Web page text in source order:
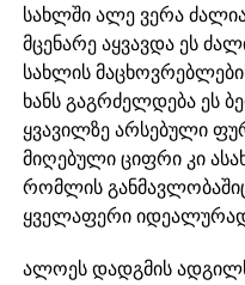
სახლში ალე ვერა
მცენარე აყვავდა ეს
სახლის
ხანს გაგრძელდება ეს
ყვავილზე არსებული
მიღებული ციფრი კი
რომლის
ყველაფერი იდეალურად
ალოეს დადგმის